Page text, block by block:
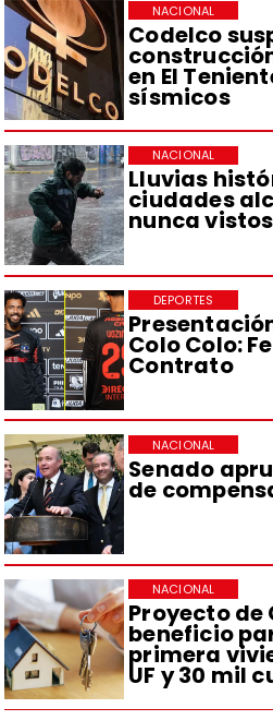
Codelco
en El
sísmicos
NACIONAL
Lluvias
ciudades
nunca vistos
NACIONAL
Colo Colo:
Contrato
DEPORTES
Senado
de
NACIONAL
Proyecto
beneficio
primera
UF y 30 mil
NACIONAL